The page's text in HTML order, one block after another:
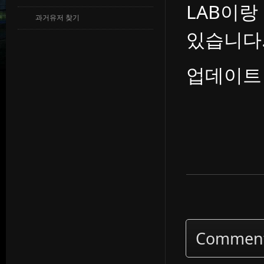
과거유저 찾기
LAB이
있습니
업데이